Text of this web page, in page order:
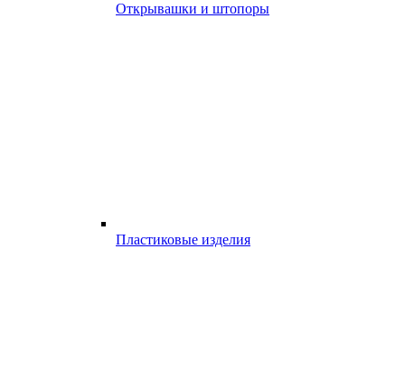
Открывашки и штопоры
Пластиковые изделия